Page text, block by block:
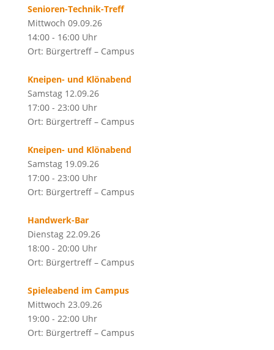
Senioren-Technik-Treff
Mittwoch 09.09.26
14:00 - 16:00 Uhr
Ort: Bürgertreff – Campus
Kneipen- und Klönabend
Samstag 12.09.26
17:00 - 23:00 Uhr
Ort: Bürgertreff – Campus
Kneipen- und Klönabend
Samstag 19.09.26
17:00 - 23:00 Uhr
Ort: Bürgertreff – Campus
Handwerk-Bar
Dienstag 22.09.26
18:00 - 20:00 Uhr
Ort: Bürgertreff – Campus
Spieleabend im Campus
Mittwoch 23.09.26
19:00 - 22:00 Uhr
Ort: Bürgertreff – Campus